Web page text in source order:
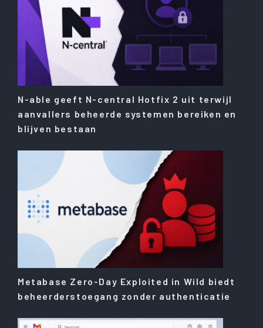
N-able geeft N-central Hotfix 2 uit terwijl
aanvallers beheerde systemen bereiken en
blijven bestaan
Metabase Zero-Day Exploited in Wild biedt
beheerderstoegang zonder authenticatie